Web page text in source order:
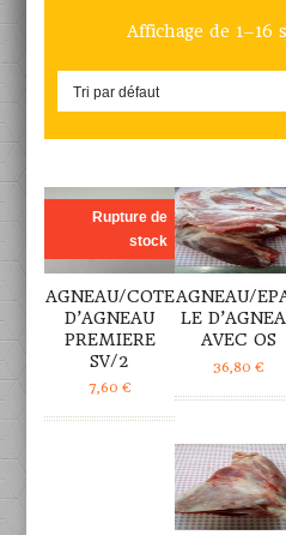
Affichage de 1–16
Rupture de
stock
AGNEAU/COTE
D’AGNEAU
PREMIERE
SV/2
7,60 €
AGNEAU/
LE
AVEC OS
36,80€